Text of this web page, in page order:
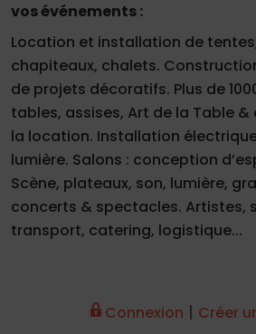
vos événements :
Location et installation de
chapiteaux, chalets.
de projets décoratifs. Plus de
tables, assises, Art de la Table
la location. Installation
lumière. Salons : conception
Scène, plateaux, son, lumière,
concerts & spectacles. Artistes,
transport, catering, logistique...
Connexion | Créer